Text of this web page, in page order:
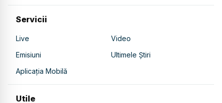
Servicii
Live
Video
Emisiuni
Ultimele Știri
Aplicația Mobilă
Utile